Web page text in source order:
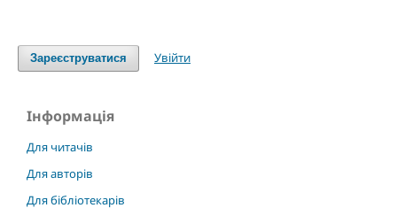
Зареєструватися Увійти
Інформація
Для читачів
Для авторів
Для бібліотекарів